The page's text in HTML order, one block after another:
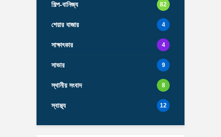
শিল্প-বানিজ্য 82
শেয়ার বাজার 4
সাক্ষাৎকার 4
সাভার 9
স্থানীয় সংবাদ 8
স্বাস্থ্য 12